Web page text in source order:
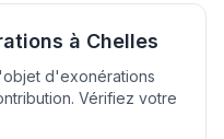
à Chelles
d'exonérations
Vérifiez votre